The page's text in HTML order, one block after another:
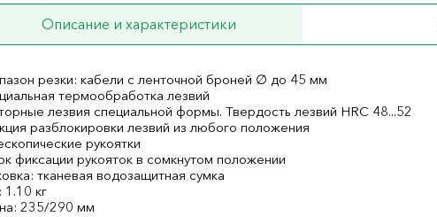
Описание и характеристики
резки: кабели с ленточной броней ∅ до 45 мм
термообработка лезвий
лезвия специальной формы. Твердость лезвий HRC 48...52
разблокировки лезвий из любого положения
рукоятки
фиксации рукояток в сомкнутом положении
тканевая водозащитная сумка
1.10 кг
235/290 мм